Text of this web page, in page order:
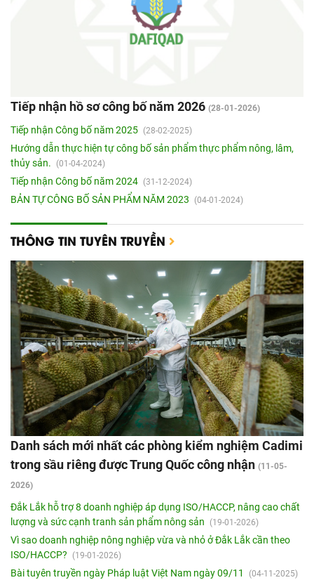
Tiếp nhận hồ sơ công bố năm 2026 (28-01-2026)
Tiếp nhận Công bố năm 2025 (28-02-2025)
Hướng dẫn thực hiện tự công bố sản phẩm thực phẩm nông, lâm,
thủy sản.
(01-04-2024)
Tiếp nhận Công bố năm 2024 (31-12-2024)
BẢN TỰ CÔNG BỐ SẢN PHẨM NĂM 2023 (04-01-2024)
THÔNG TIN TUYÊN TRUYỀN
Danh sách mới nhất các phòng kiểm nghiệm Cadimi
trong sầu riêng được Trung Quốc công nhận (11-05-
2026)
Đắk Lắk hỗ trợ 8 doanh nghiệp áp dụng ISO/HACCP, nâng cao chất
lượng và sức cạnh tranh sản phẩm nông sản
(19-01-2026)
Vì sao doanh nghiệp nông nghiệp vừa và nhỏ ở Đắk Lắk cần theo
ISO/HACCP?
(19-01-2026)
Bài tuyên truyền ngày Pháp luật Việt Nam ngày 09/11 (04-11-2025)